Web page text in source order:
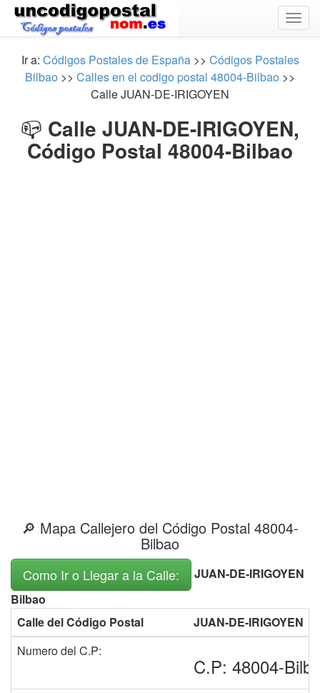
Ir a: Códigos Postales de España>> Códigos Postales
Bilbao >> Calles en el codigo postal 48004-Bilbao >>
Calle JUAN-DE-IRIGOYEN
📪 Calle JUAN-DE-IRIGOYEN,
Código Postal 48004-Bilbao
🔎 Mapa Callejero del Código Postal 48004-
Bilbao
Como Ir o Llegar a la Calle:
JUAN-DE-IRIGOYEN
Bilbao
Calle del Código Postal
JUAN-DE-IRIGOYEN
Numero del C.P:
C.P: 48004-